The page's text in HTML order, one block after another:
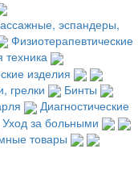
эспандеры,
Физиотерапевтические
техника
изделия
грелки
Бинты
Диагностические
Уход за больными
товары